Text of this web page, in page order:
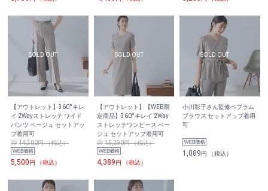
【アウトレット】360°キレ
イ 2Wayストレッチ ワイド
パンツ ベージュ セットアッ
プ着用可
14,300円 （税込）
5,500円 （税込）
【アウトレット】【WEB限
定商品】360°キレイ 2Way
ストレッチワンピース ベー
ジュ セットアップ着用可
15,290円 （税込）
4,389円 （税込）
小川彰子さん監修ペプラム
ブラウス セットアップ着用
可
1,089円 （税込）